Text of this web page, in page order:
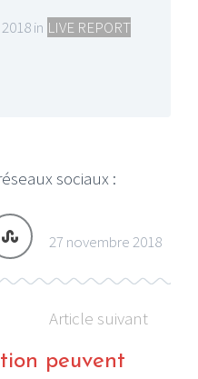
in LIVE REPORT
sociaux :
27 novembre 2018
Article suivant
peuvent